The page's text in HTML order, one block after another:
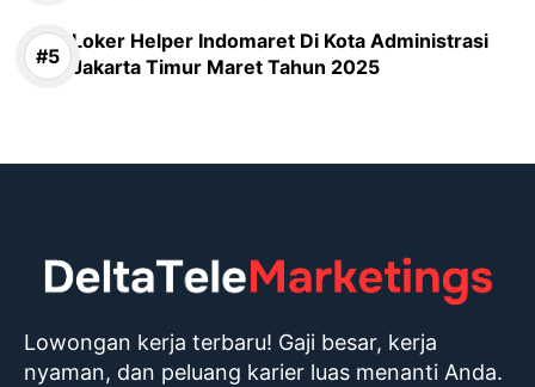
Loker Helper Indomaret Di Kota Administrasi
Jakarta Timur Maret Tahun 2025
Lowongan kerja terbaru! Gaji besar, kerja
nyaman, dan peluang karier luas menanti Anda.